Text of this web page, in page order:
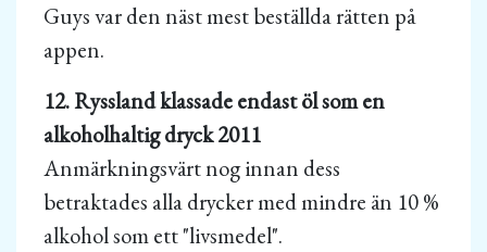
Guys var den näst mest beställda rätten på
appen.
12. Ryssland klassade endast öl som en
alkoholhaltig dryck 2011
Anmärkningsvärt nog innan dess
betraktades alla drycker med mindre än 10 %
alkohol som ett "livsmedel".